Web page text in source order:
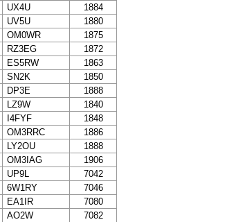
UX4U
1884
UV5U
1880
OM0WR
1875
RZ3EG
1872
ES5RW
1863
SN2K
1850
DP3E
1888
LZ9W
1840
I4FYF
1848
OM3RRC
1886
LY2OU
1888
OM3IAG
1906
UP9L
7042
6W1RY
7046
EA1IR
7080
AO2W
7082